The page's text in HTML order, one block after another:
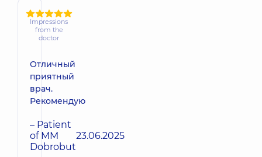
Impressions
from the
doctor
Отличный
приятный
врач.
Рекомендую
– Patient
of MM
Dobrobut
23.06.2025